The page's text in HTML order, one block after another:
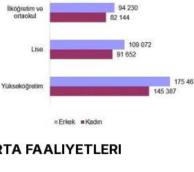
FAALIYETLERI